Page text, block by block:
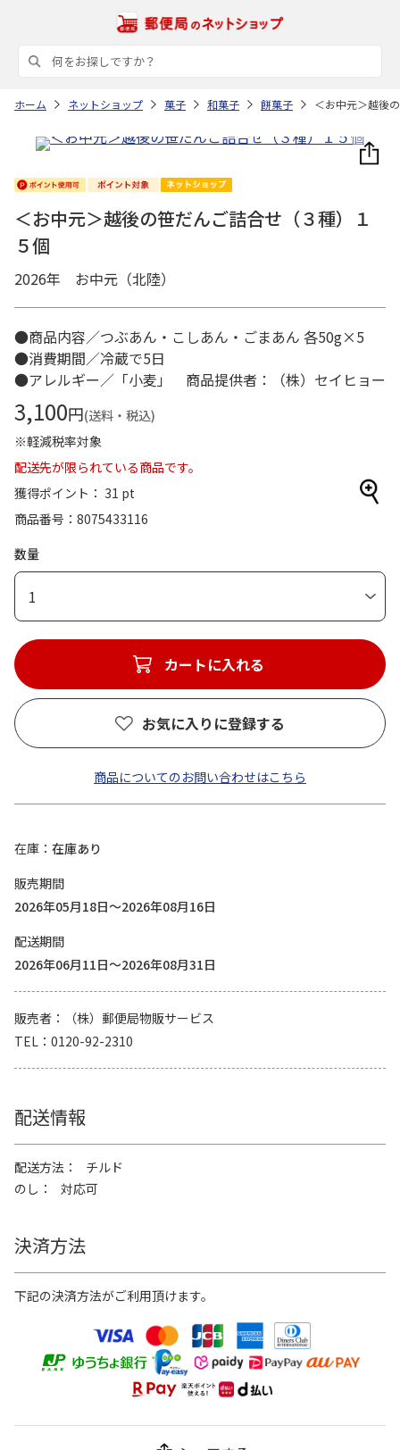
ホーム ネットショップ 菓子 和菓子 餅菓子 ＜お中元＞越後
＜お中元＞越後の笹だんご詰合せ（３種）１
５個
2026年 お中元（北陸）
●商品内容／つぶあん・こしあん・ごまあん 各50g×5
●消費期間／冷蔵で5日
●アレルギー／「小麦」 商品提供者：（株）セイヒョー
3,100円(送料・税込)
※軽減税率対象
配送先が限られている商品です。
獲得ポイント： 31 pt
商品番号
8075433116
数量
1
カートに入れる
お気に入りに登録する
商品についてのお問い合わせはこちら
在庫
在庫あり
販売期間
2026年05月18日～2026年08月16日
配送期間
2026年06月11日～2026年08月31日
販売者
（株）郵便局物販サービス
TEL
0120-92-2310
配送情報
配送方法
チルド
のし
対応可
決済方法
下記の決済方法がご利用頂けます。